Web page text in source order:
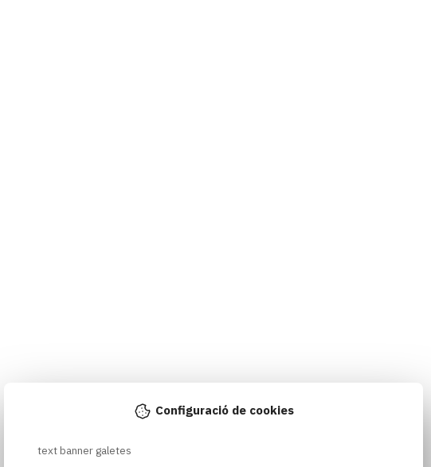
Configuració de cookies
text banner galetes